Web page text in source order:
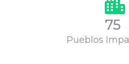
75
Pueblos